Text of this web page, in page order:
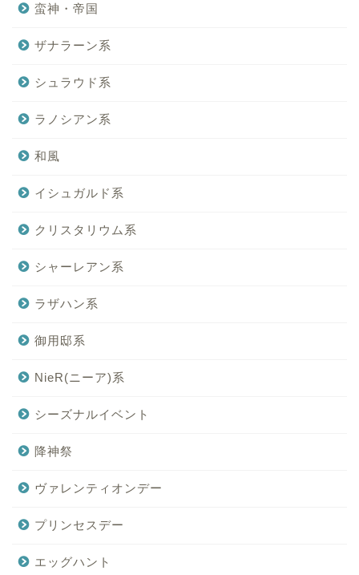
蛮神・帝国
ザナラーン系
シュラウド系
ラノシアン系
和風
イシュガルド系
クリスタリウム系
シャーレアン系
ラザハン系
御用邸系
NieR(ニーア)系
シーズナルイベント
降神祭
ヴァレンティオンデー
プリンセスデー
エッグハント